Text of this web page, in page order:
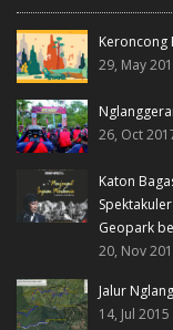
Keroncong
29, May
26, Oct
Katon
Geopark
20, Nov
Jalur
14, Jul